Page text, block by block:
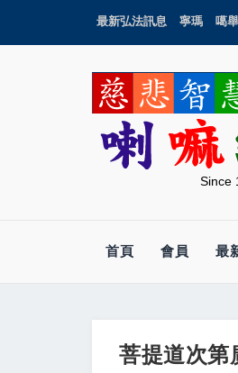
最新弘法訊息 寧瑪 噶舉
Since
首頁 會員 最
菩提道次第